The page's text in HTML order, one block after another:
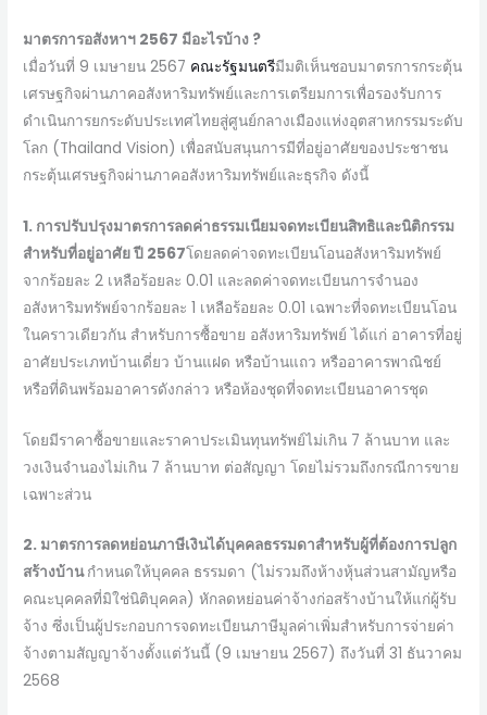
มาตรการอสังหาฯ 2567 มีอะไรบ้าง ?
เมื่อวันที่ 9 เมษายน 2567 คณะรัฐมนตรีมีมติเห็นชอบมาตรการกระตุ้น
เศรษฐกิจผ่านภาคอสังหาริมทรัพย์และการเตรียมการเพื่อรองรับการ
ดำเนินการยกระดับประเทศไทยสู่ศูนย์กลางเมืองแห่งอุตสาหกรรมระดับ
โลก (Thailand Vision) เพื่อสนับสนุนการมีที่อยู่อาศัยของประชาชน
กระตุ้นเศรษฐกิจผ่านภาคอสังหาริมทรัพย์และธุรกิจ ดังนี้
1. การปรับปรุงมาตรการลดค่าธรรมเนียมจดทะเบียนสิทธิและนิติกรรม
สำหรับที่อยู่อาศัย ปี 2567โดยลดค่าจดทะเบียนโอนอสังหาริมทรัพย์
จากร้อยละ 2 เหลือร้อยละ 0.01 และลดค่าจดทะเบียนการจำนอง
อสังหาริมทรัพย์จากร้อยละ 1 เหลือร้อยละ 0.01 เฉพาะที่จดทะเบียนโอน
ในคราวเดียวกัน สำหรับการซื้อขาย อสังหาริมทรัพย์ ได้แก่ อาคารที่อยู่
อาศัยประเภทบ้านเดี่ยว บ้านแฝด หรือบ้านแถว หรืออาคารพาณิชย์
หรือที่ดินพร้อมอาคารดังกล่าว หรือห้องชุดที่จดทะเบียนอาคารชุด
โดยมีราคาซื้อขายและราคาประเมินทุนทรัพย์ไม่เกิน 7 ล้านบาท และ
วงเงินจำนองไม่เกิน 7 ล้านบาท ต่อสัญญา โดยไม่รวมถึงกรณีการขาย
เฉพาะส่วน
2. มาตรการลดหย่อนภาษีเงินได้บุคคลธรรมดาสำหรับผู้ที่ต้องการปลูก
สร้างบ้านกำหนดให้บุคคล ธรรมดา (ไม่รวมถึงห้างหุ้นส่วนสามัญหรือ
คณะบุคคลที่มิใช่นิติบุคคล) หักลดหย่อนค่าจ้างก่อสร้างบ้านให้แก่ผู้รับ
จ้าง ซึ่งเป็นผู้ประกอบการจดทะเบียนภาษีมูลค่าเพิ่มสำหรับการจ่ายค่า
จ้างตามสัญญาจ้างตั้งแต่วันนี้ (9 เมษายน 2567) ถึงวันที่ 31 ธันวาคม
2568